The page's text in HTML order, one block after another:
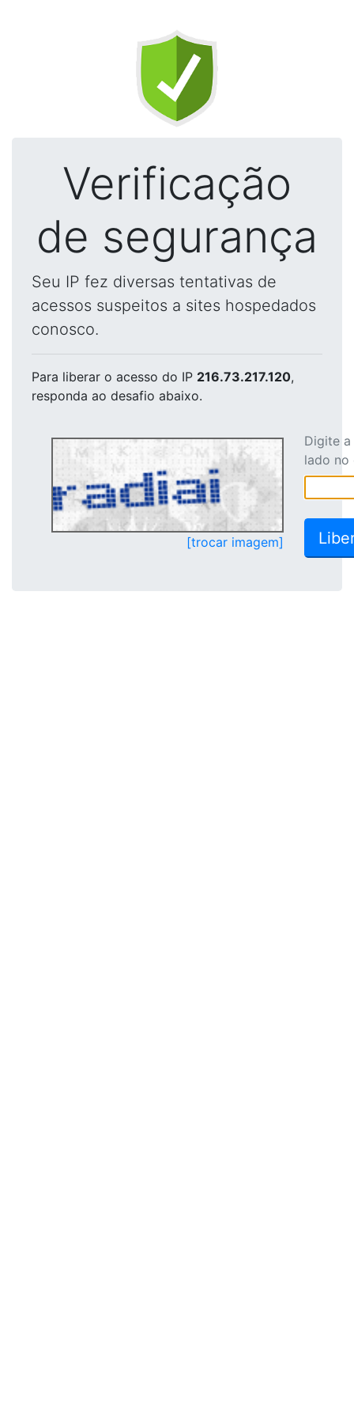
Verificação
de segurança
Seu IP fez diversas tentativas de
acessos suspeitos a sites hospedados
conosco.
Para liberar o acesso do IP 216.73.217.120,
responda ao desafio abaixo.
[trocar imagem]
Digite
lado no